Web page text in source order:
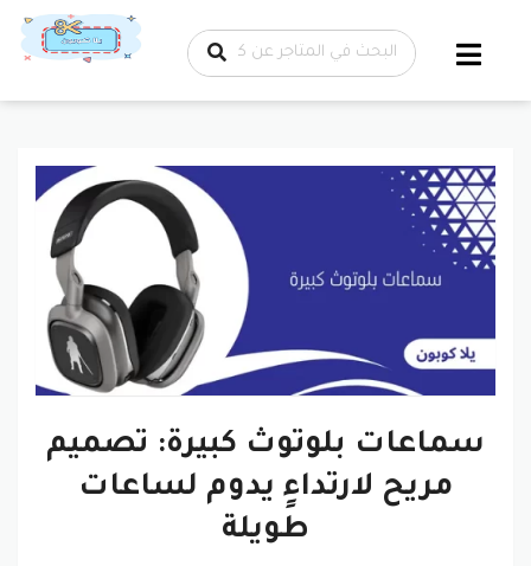
تخطي إلى
المحتوى
سماعات بلوتوث كبيرة: تصميم
مريح لارتداءٍ يدوم لساعات
طويلة